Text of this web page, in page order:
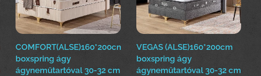
COMFORT(ALSE)160*200cm
boxspring ágy
ágyneműtartóval 30-32 cm
VEGAS (ALSE)160*200cm
boxspring ágy
ágyneműtartóval 30-32 cm